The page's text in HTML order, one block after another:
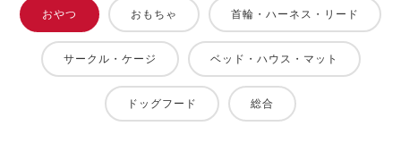
おやつ おもちゃ 首輪・ハーネス・リード
サークル・ケージ ベッド・ハウス・マット
ドッグフード 総合